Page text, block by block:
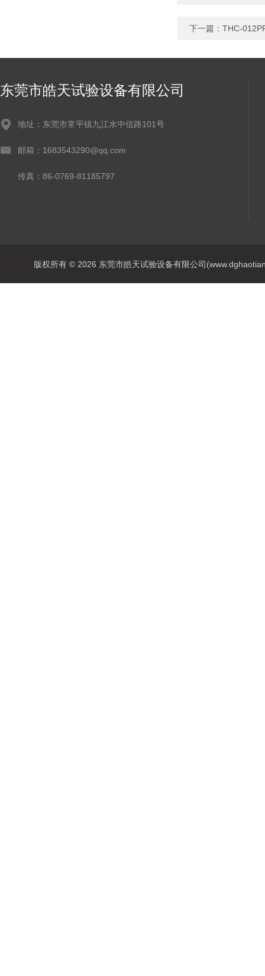
下一篇： THC-
东莞市皓天试验设备有限公司
地址：东莞市常平镇九江水中信路101号
邮箱：1683543290@qq.com
传真：86-0769-81185797
版权所有 © 2026 东莞市皓天试验设备有限公司